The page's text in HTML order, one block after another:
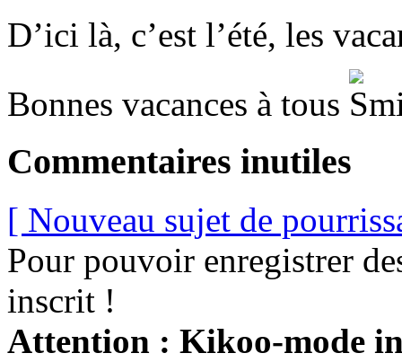
D’ici là, c’est l’été, les
Bonnes vacances à tous
Commentaires inutiles
[ Nouveau sujet de
Pour pouvoir enregistrer
inscrit !
Attention : Kikoo-mode